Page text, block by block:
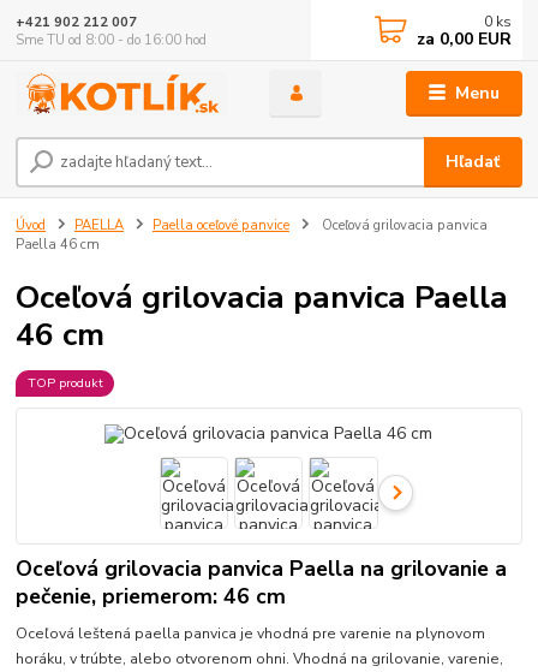
Menu
Hľadať
+421 902 212 007
Sme TU od 8:00 - do 16:00 hod
0 ks
za 0,00 EUR
Úvod PAELLA Paella oceľové panvice
Oceľová grilovacia panvica
Paella 46 cm
Oceľová grilovacia panvica Paella
46 cm
TOP produkt
Oceľová grilovacia panvica Paella na grilovanie a
pečenie, priemerom: 46 cm
Oceľová leštená paella panvica je vhodná pre varenie na plynovom
horáku, v trúbte, alebo otvorenom ohni. Vhodná na grilovanie, varenie,